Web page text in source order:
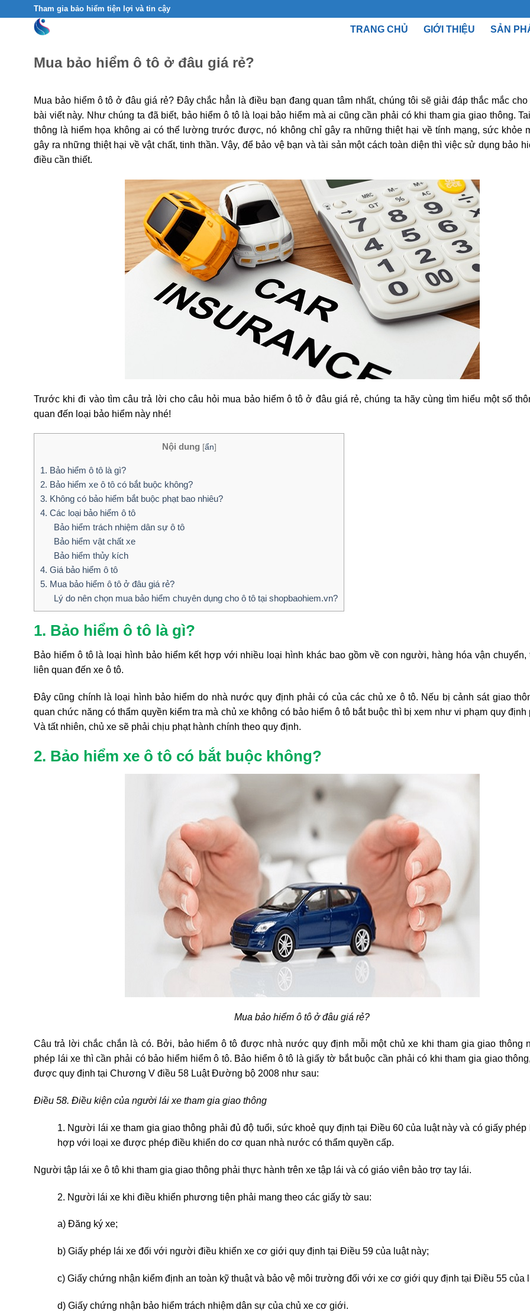
Tham gia bảo hiểm tiện lợi và tin cậy
TRANG CHỦ GIỚI THIỆU SẢN
Mua bảo hiểm ô tô ở đâu giá rẻ?
Mua bảo hiểm ô tô ở đâu giá rẻ? Đây chắc hẳn là điều bạn đang quan tâm nhất, chúng tôi sẽ giải đáp thắc mắc cho
bài viết này. Như chúng ta đã biết, bảo hiểm ô tô là loại bảo hiểm mà ai cũng cần phải có khi tham gia giao thông.
thông là hiểm họa không ai có thể lường trước được, nó không chỉ gây ra những thiệt hại về tính mạng, sức khỏe
gây ra những thiệt hại về vật chất, tinh thần. Vậy, để bảo vệ bạn và tài sản một cách toàn diện thì việc sử dụng bảo
điều cần thiết.
Trước khi đi vào tìm câu trả lời cho câu hỏi mua bảo hiểm ô tô ở đâu giá rẻ, chúng ta hãy cùng tìm hiểu một số
quan đến loại bảo hiểm này nhé!
Nội dung [ẩn]
1. Bảo hiểm ô tô là gì?
2. Bảo hiểm xe ô tô có bắt buộc không?
3. Không có bảo hiểm bắt buộc phạt bao nhiêu?
4. Các loại bảo hiểm ô tô
Bảo hiểm trách nhiệm dân sự ô tô
Bảo hiểm vật chất xe
Bảo hiểm thủy kích
4. Giá bảo hiểm ô tô
5. Mua bảo hiểm ô tô ở đâu giá rẻ?
Lý do nên chọn mua bảo hiểm chuyên dụng cho ô tô tại shopbaohiem.vn?
1. Bảo hiểm ô tô là gì?
Bảo hiểm ô tô là loại hình bảo hiểm kết hợp với nhiều loại hình khác bao gồm về con người, hàng hóa vận chuyển,
liên quan đến xe ô tô.
Đây cũng chính là loại hình bảo hiểm do nhà nước quy định phải có của các chủ xe ô tô. Nếu bị cảnh sát giao
quan chức năng có thẩm quyền kiểm tra mà chủ xe không có bảo hiểm ô tô bắt buộc thì bị xem như vi phạm quy định
Và tất nhiên, chủ xe sẽ phải chịu phạt hành chính theo quy định.
2. Bảo hiểm xe ô tô có bắt buộc không?
Mua bảo hiểm ô tô ở đâu giá rẻ?
Câu trả lời chắc chắn là có. Bởi, bảo hiểm ô tô được nhà nước quy định mỗi một chủ xe khi tham gia giao thông
phép lái xe thì cần phải có bảo hiểm hiểm ô tô. Bảo hiểm ô tô là giấy tờ bắt buộc cần phải có khi tham gia giao
được quy định tại Chương V điều 58 Luật Đường bộ 2008 như sau:
Điều 58. Điều kiện của người lái xe tham gia giao thông
1. Người lái xe tham gia giao thông phải đủ độ tuổi, sức khoẻ quy định tại Điều 60 của luật này và có giấy phép
hợp với loại xe được phép điều khiển do cơ quan nhà nước có thẩm quyền cấp.
Người tập lái xe ô tô khi tham gia giao thông phải thực hành trên xe tập lái và có giáo viên bảo trợ tay lái.
2. Người lái xe khi điều khiển phương tiện phải mang theo các giấy tờ sau:
a) Đăng ký xe;
b) Giấy phép lái xe đối với người điều khiển xe cơ giới quy định tại Điều 59 của luật này;
c) Giấy chứng nhận kiểm định an toàn kỹ thuật và bảo vệ môi trường đối với xe cơ giới quy định tại Điều 55 của
d) Giấy chứng nhận bảo hiểm trách nhiệm dân sự của chủ xe cơ giới.